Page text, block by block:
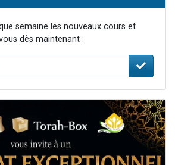
semaine les nouveaux cours et
dès maintenant :